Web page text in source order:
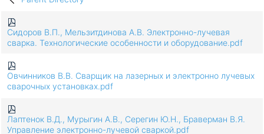
Сидоров В.П., Мельзитдинова А.В. Электронно-лучевая
сварка. Технологические особенности и оборудование.pdf
Овчинников В.В. Сварщик на лазерных и электронно лучевых
сварочных установках.pdf
Лаптенок В.Д., Мурыгин А.В., Серегин Ю.Н., Браверман В.Я.
Управление электронно-лучевой сваркой.pdf